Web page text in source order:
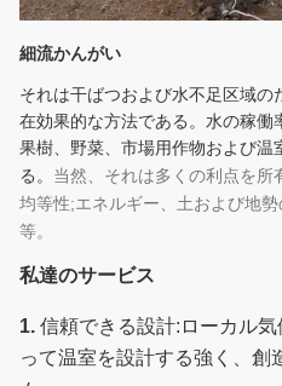
細流かんがい
それは干ばつおよび水不足区域の
在効果的な方法である。水の稼働
果樹、野菜、市場用作物および温
る。 当然、それは多くの利点を
均等性;エネルギー、土および地勢
等。
私達のサービス
1. 信頼できる設計:ローカル
って温室を設計する強く、創